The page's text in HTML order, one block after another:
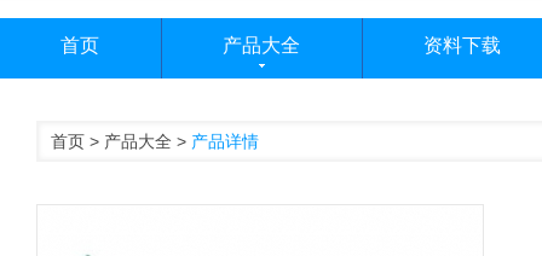
首页 产品大全 资料下载
首页 > 产品大全 > 产品详情